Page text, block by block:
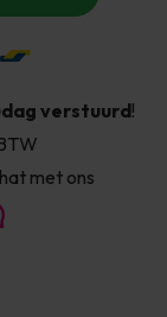
verstuurd!
met ons